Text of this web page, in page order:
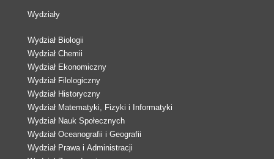
Wydziały
Wydział Biologii
Wydział Chemii
Wydział Ekonomiczny
Wydział Filologiczny
Wydział Historyczny
Wydział Matematyki, Fizyki i Informatyki
Wydział Nauk Społecznych
Wydział Oceanografii i Geografii
Wydział Prawa i Administracji